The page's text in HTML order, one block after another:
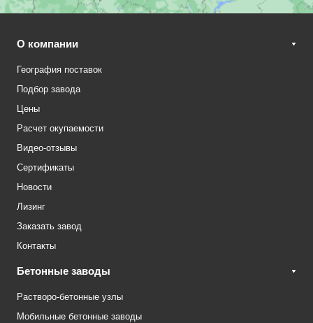
О компании
География поставок
Подбор завода
Цены
Расчет окупаемости
Видео-отзывы
Сертификаты
Новости
Лизинг
Заказать завод
Контакты
Бетонные заводы
Растворо-бетонные узлы
Мобильные бетонные заводы